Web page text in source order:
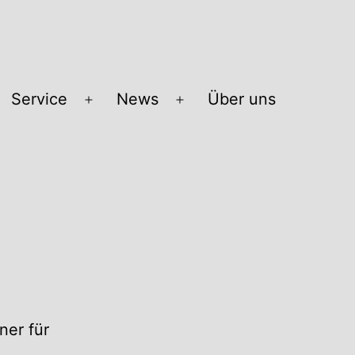
Service
Menü
News
Menü
Über uns
für